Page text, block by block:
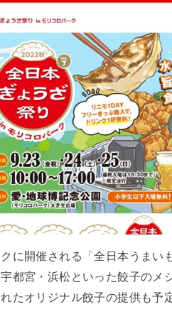
に開催される「全日本うまい
都宮・浜松といった餃子のメ
たオリジナル餃子の提供も予